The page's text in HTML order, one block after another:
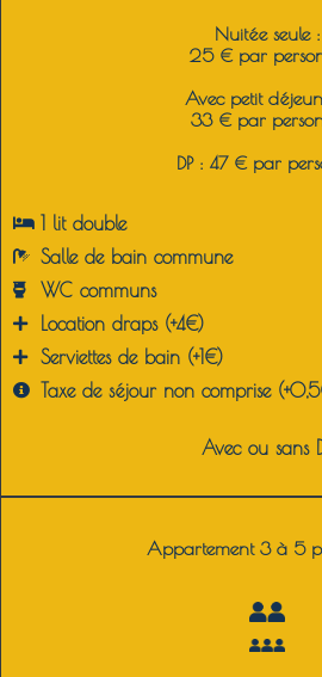
Nuitée seule :
25 € par
Avec petit
33 € par
DP : 47 € par
1 lit double
Salle de bain commune
WC communs
Location draps (+4€)
Serviettes de bain (+1€)
Taxe de séjour non comprise
Avec ou sans
Appartement 3 à 5